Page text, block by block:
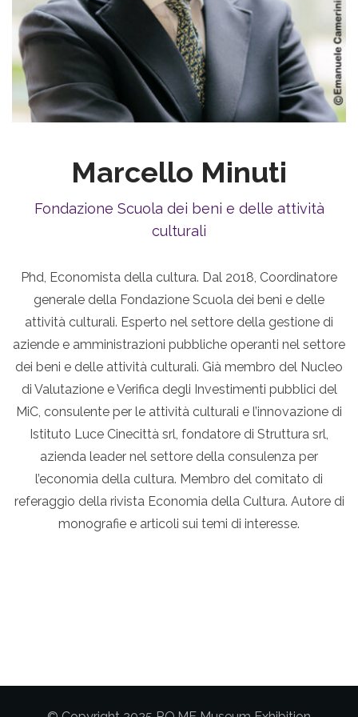
Marcello Minuti
Fondazione Scuola dei beni e delle attività
culturali
Phd, Economista della cultura. Dal 2018, Coordinatore
generale della Fondazione Scuola dei beni e delle
attività culturali. Esperto nel settore della gestione di
aziende e amministrazioni pubbliche operanti nel settore
dei beni e delle attività culturali. Già membro del Nucleo
di Valutazione e Verifica degli Investimenti pubblici del
MiC, consulente per le attività culturali e l’innovazione di
Istituto Luce Cinecittà srl, fondatore di Struttura srl,
azienda leader nel settore della consulenza per
l’economia della cultura. Membro del comitato di
referaggio della rivista Economia della Cultura. Autore di
monografie e articoli sui temi di interesse.